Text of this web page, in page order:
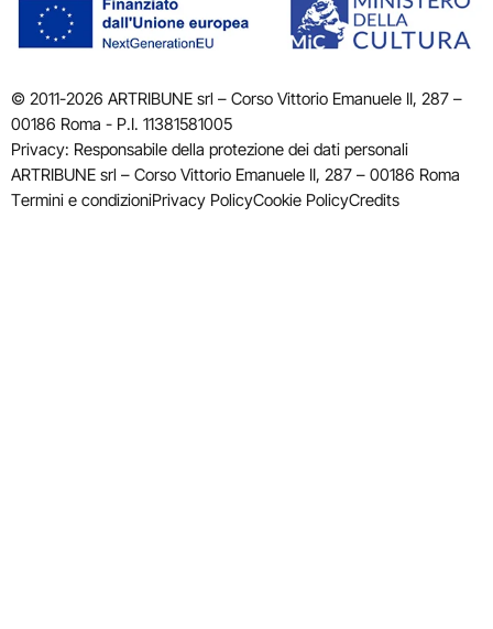
© 2011-2026 ARTRIBUNE srl – Corso Vittorio Emanuele II, 287 –
00186 Roma - P.I. 11381581005
Privacy: Responsabile della protezione dei dati personali
ARTRIBUNE srl – Corso Vittorio Emanuele II, 287 – 00186 Roma
Termini e condizioniPrivacy PolicyCookie PolicyCredits